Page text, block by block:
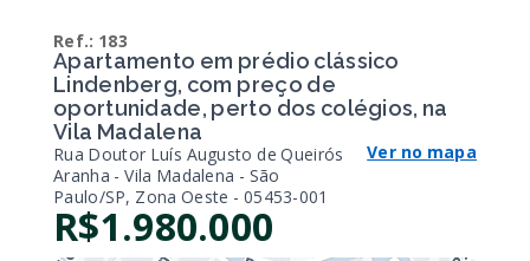
Ref.: 183
Apartamento em prédio clássico
Lindenberg, com preço de
oportunidade, perto dos colégios, na
Vila Madalena
Rua Doutor Luís Augusto de Queirós
Aranha - Vila Madalena - São
Paulo/SP, Zona Oeste - 05453-001
Ver no mapa
R$1.980.000